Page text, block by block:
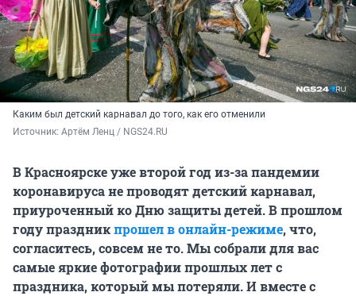
Каким был детский карнавал до того, как его отменили
Источник: Артём Ленц / NGS24.RU
В Красноярске уже второй год из-за пандемии
коронавируса не проводят детский карнавал,
приуроченный ко Дню защиты детей. В прошлом
году праздникпрошел в онлайн-режиме, что,
согласитесь, совсем не то. Мы собрали для вас
самые яркие фотографии прошлых лет с
праздника, который мы потеряли. И вместе с